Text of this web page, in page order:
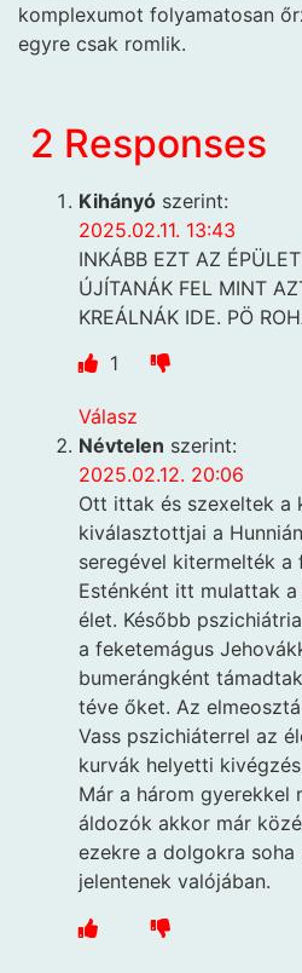
komplexumot folyamatosan
egyre csak romlik.
2 Responses
Kihányó szerint:
2025.02.11. 13:43
INKÁBB EZT AZ
ÚJÍTANÁK FEL MINT
KREÁLNÁK IDE. PÖ
1
Válasz
Névtelen szerint:
2025.02.12. 20:06
Ott ittak és szexeltek a
kiválasztottjai a
seregével kitermelték a
Esténként itt mulattak
élet. Később
a feketemágus
bumerángként
téve őket. Az
Vass pszichiáterrel az
kurvák helyetti
Már a három gyerekkel
áldozók akkor már
ezekre a dolgokra
jelentenek valójában.